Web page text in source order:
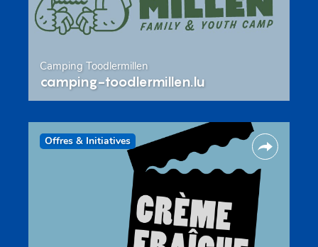
Camping Toodlermillen
camping-toodlermillen.lu
Offres & Initiatives